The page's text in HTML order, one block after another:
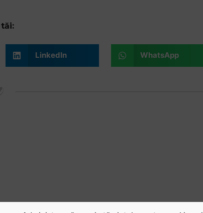
LinkedIn WhatsApp